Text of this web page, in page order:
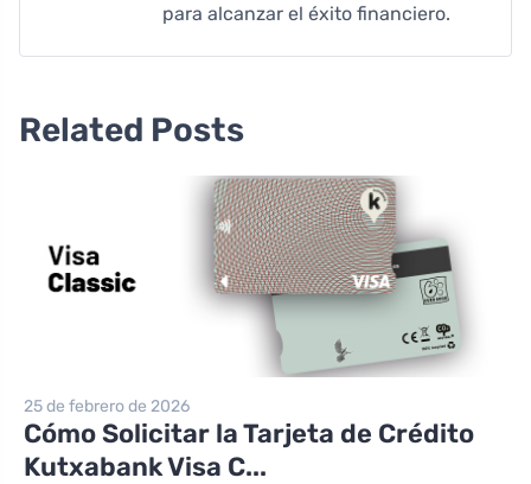
para alcanzar el éxito financiero.
Related Posts
25 de febrero de 2026
Cómo Solicitar la Tarjeta de Crédito
Kutxabank Visa C...